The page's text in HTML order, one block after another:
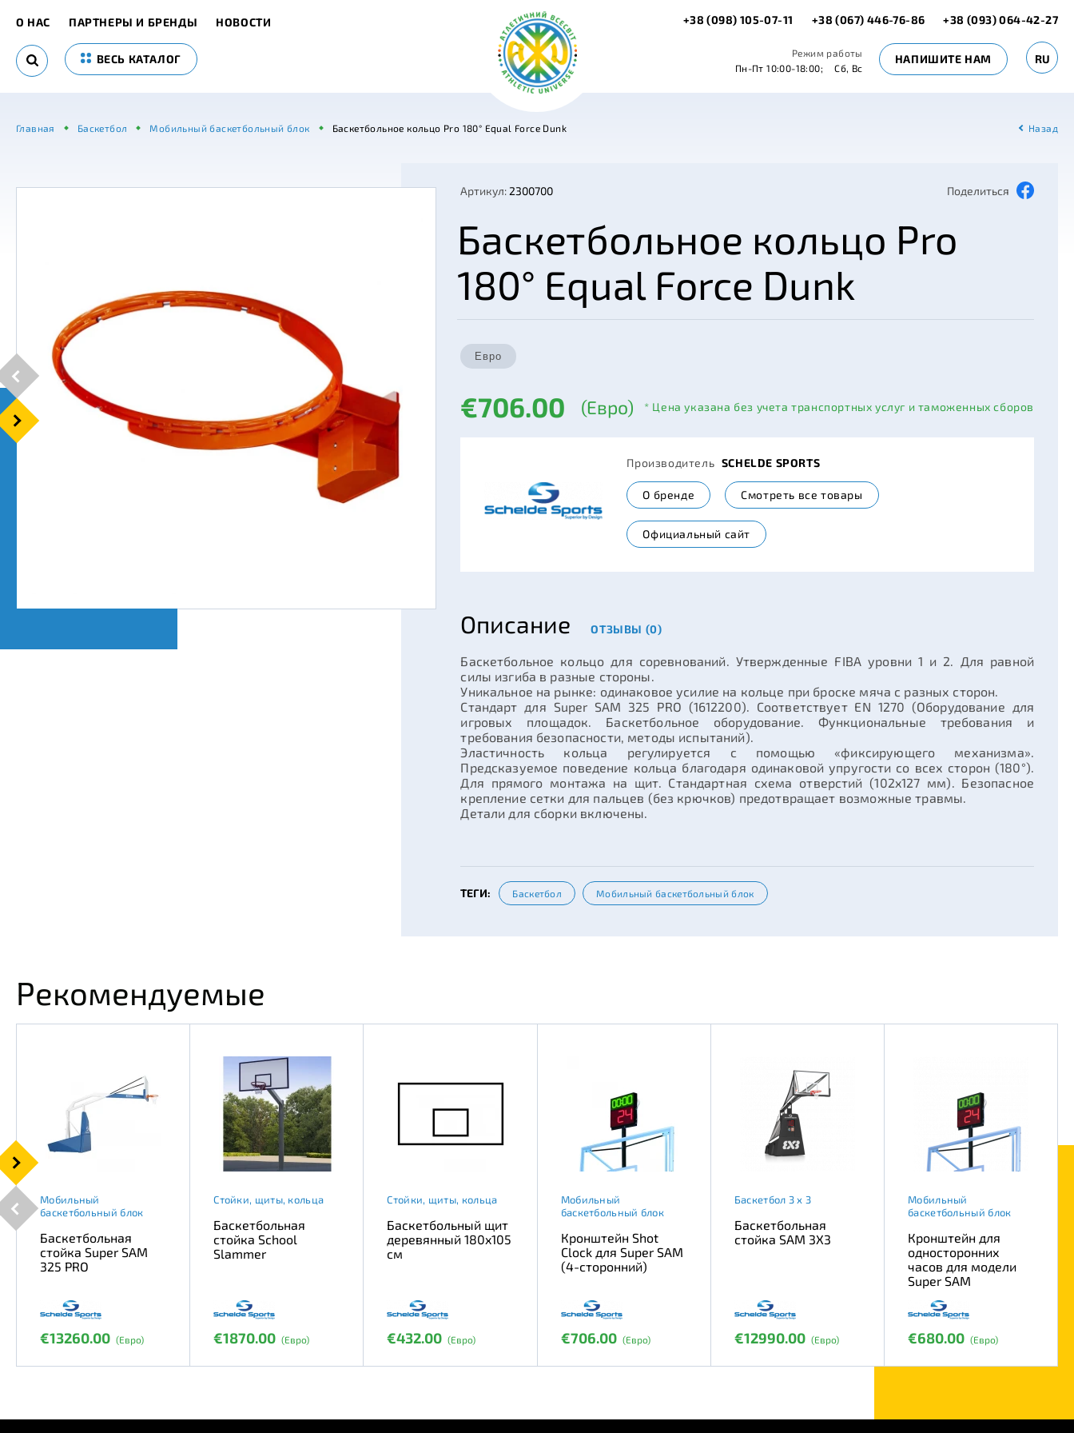
О НАС ПАРТНЕРЫ И БРЕНДЫ НОВОСТИ
ВЕСЬ КАТАЛОГ
+38 (098) 105-07-11 +38 (067) 446-76-86 +38 (093) 064-42-27
Режим работы
Пн-Пт 10:00-18:00;
Сб, Вс
НАПИШИТЕ НАМ RU
Главная Баскетбол Мобильный баскетбольный блок Баскетбольное кольцо Pro 180° Equal Force Dunk Назад
Артикул: 2300700 Поделиться
Баскетбольное кольцо Pro
180° Equal Force Dunk
€706.00 (Евро) * Цена указана без учета транспортных услуг и таможенных сборов
Производитель SCHELDE SPORTS
О бренде Смотреть все товары
Официальный сайт
Описание ОТЗЫВЫ (0)
Баскетбольное кольцо для соревнований. Утвержденные FIBA уровни 1 и 2. Для равной
силы изгиба в разные стороны.
Уникальное на рынке: одинаковое усилие на кольце при броске мяча с разных сторон.
Стандарт для Super SAM 325 PRO (1612200). Соответствует EN 1270 (Оборудование для
игровых площадок. Баскетбольное оборудование. Функциональные требования и
требования безопасности, методы испытаний).
Эластичность кольца регулируется с помощью «фиксирующего механизма».
Предсказуемое поведение кольца благодаря одинаковой упругости со всех сторон (180°).
Для прямого монтажа на щит. Стандартная схема отверстий (102x127 мм). Безопасное
крепление сетки для пальцев (без крючков) предотвращает возможные травмы.
Детали для сборки включены.
ТЕГИ: Баскетбол Мобильный баскетбольный блок
Рекомендуемые
Мобильный
баскетбольный блок
Баскетбольная
стойка Super SAM
325 PRO
€13260.00 (Евро)
Стойки, щиты, кольца
Баскетбольная
стойка School
Slammer
€1870.00 (Евро)
Стойки, щиты, кольца
Баскетбольный щит
деревянный 180x105
см
€432.00 (Евро)
Мобильный
баскетбольный блок
Кронштейн Shot
Clock для Super SAM
(4-сторонний)
€706.00 (Евро)
Баскетбол 3 х 3
Баскетбольная
стойка SAM 3X3
€12990.00 (Евро)
Мобильный
баскетбольный блок
Кронштейн для
односторонних
часов для модели
Super SAM
€680.00 (Евро)